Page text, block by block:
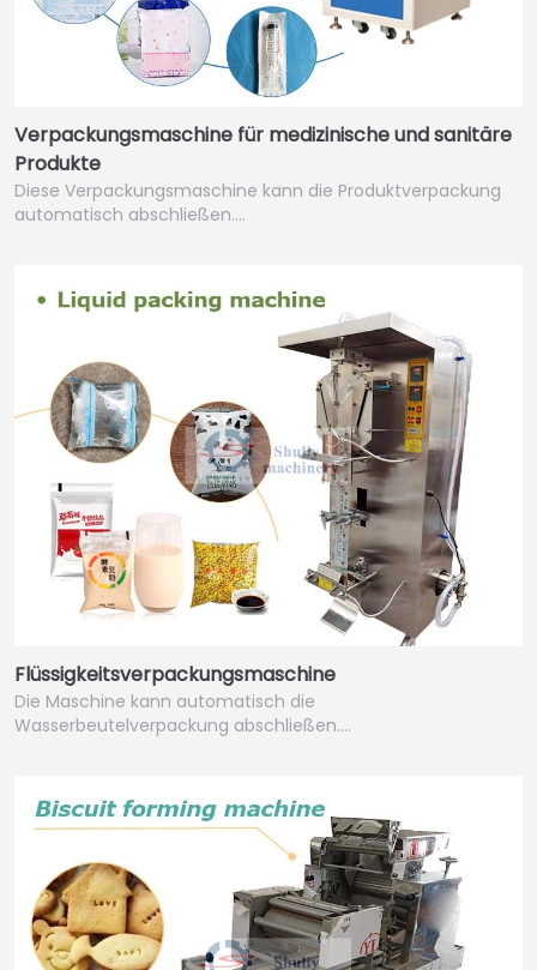
Verpackungsmaschine für medizinische und sanitäre
Produkte
Diese Verpackungsmaschine kann die Produktverpackung
automatisch abschließen.…
Flüssigkeitsverpackungsmaschine
Die Maschine kann automatisch die
Wasserbeutelverpackung abschließen.…